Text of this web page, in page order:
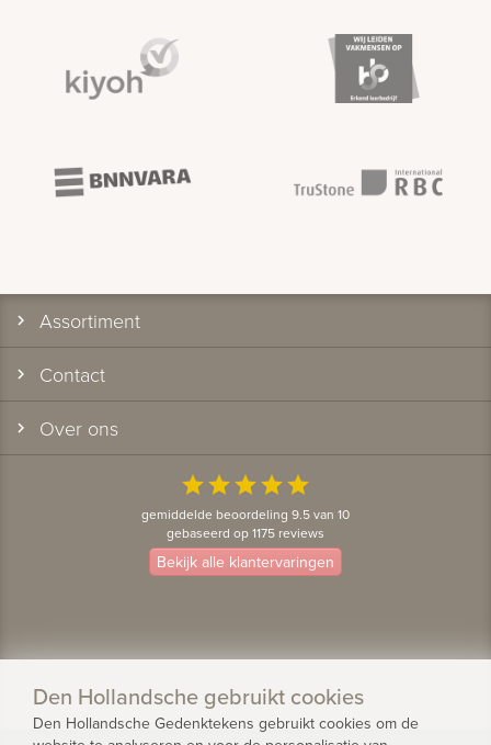
Assortiment
Contact
Over ons
starstarstarstarstar
gemiddelde beoordeling 9.5 van 10
gebaseerd op 1175 reviews
Bekijk alle klantervaringen
Den Hollandsche gebruikt cookies
Den Hollandsche Gedenktekens gebruikt cookies om de